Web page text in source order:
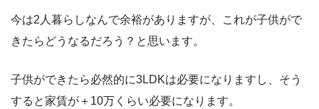
今は2人暮らしなんで余裕がありますが、これが子供がで
きたらどうなるだろう？と思います。
子供ができたら必然的に3LDKは必要になりますし、そう
すると家賃が＋10万くらい必要になります。